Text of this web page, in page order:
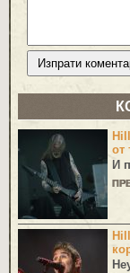
от
И